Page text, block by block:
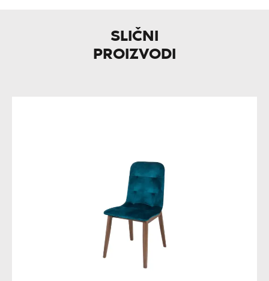
SLIČNI
PROIZVODI